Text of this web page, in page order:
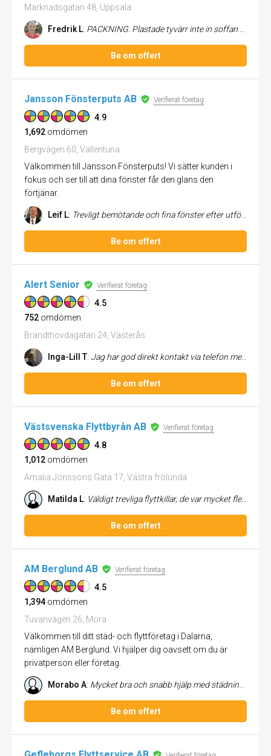
Marknadsgatan 48, Uppsala
Fredrik L: PACKNING. Plastade tyvärr inte in soffan men annars helt ok. FLYTT. Superbra trots utmanande förhållanden. STÄDNING: Sup...
Be om offert
Jansson Fönsterputs AB Verifierat företag
4.9
1,692 omdömen
Bergvägen 60, Vallentuna
Välkommen till Jansson Fönsterputs! Vi sätter kunden i
fokus och ser till att dina fönster får den glans den
förtjänar.
Leif L: Trevligt bemötande och fina fönster efter utförandet 👌🏻
Be om offert
Alert Senior Verifierat företag
4.5
752 omdömen
Brandthovdagatan 24, Västerås
Inga-Lill T: Jag har god direkt kontakt via telefon med ett kontor och får snabbt besked när jag kan få hjälp i min trädgård. Nöjd me...
Be om offert
Västsvenska Flyttbyrån AB Verifierat företag
4.8
1,012 omdömen
Amalia Jönssons Gata 17, Västra frölunda
Matilda L: Väldigt trevliga flyttkillar, de var mycket flexibla och löste allt själv. De bar och transporterade alla möbler väldigt...
Be om offert
AM Berglund AB Verifierat företag
4.5
1,394 omdömen
Tuvanvägen 26, Mora
Välkommen till ditt städ- och flyttföretag i Dalarna,
nämligen AM Berglund. Vi hjälper dig oavsett om du är
privatperson eller företag.
Morabo A: Mycket bra och snabb hjälp med städning. Trevligt bemötande, och mycket bra utförd städning.
Be om offert